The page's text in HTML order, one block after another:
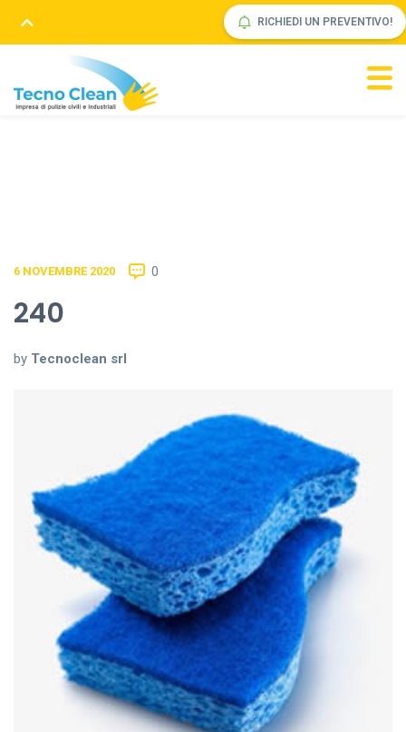
RICHIEDI UN PREVENTIVO!
6 NOVEMBRE 2020 0
240
by Tecnoclean srl